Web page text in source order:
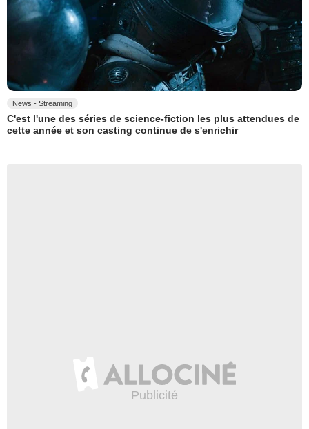
News - Streaming
C'est l'une des séries de science-fiction les plus attendues de
cette année et son casting continue de s'enrichir